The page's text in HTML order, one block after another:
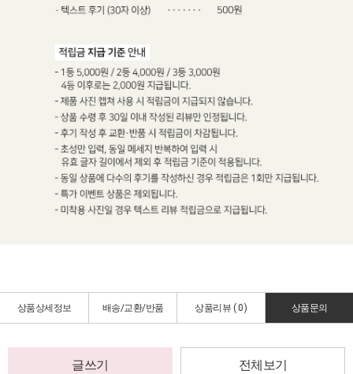
상품상세정보 배송/교환/반품 상품리뷰 ( 0) 상품문의
글쓰기 전체보기